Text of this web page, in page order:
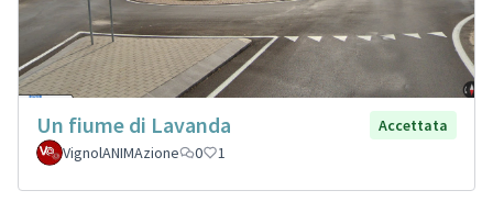
Un fiume di Lavanda
Accettata
VignolANIMAzione
0 1